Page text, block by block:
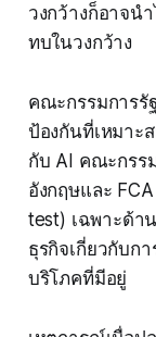
วงกว้างก็อาจน
ทบในวงกว้าง
คณะกรรมการรั
ป้องกันที่เหมาะ
กับ AI คณะกรร
อังกฤษและ
test) เฉพาะด้า
ธุรกิจเกี่ยวกับก
บริโภคที่มีอยู่